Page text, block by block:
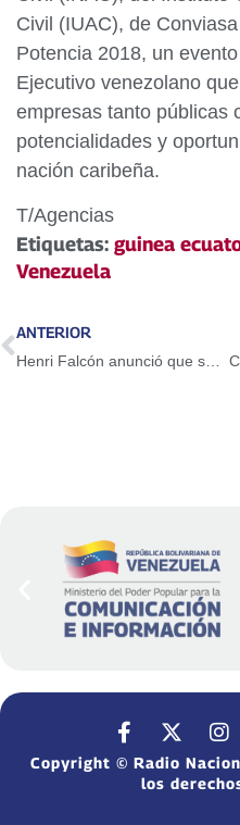
Civil (IUAC), de
Potencia 2018, un
Ejecutivo venezolano
empresas tanto públicas
potencialidades y
nación caribeña.
T/Agencias
Etiquetas: guinea
Venezuela
ANTERIOR
Henri Falcón anunció que se reunirá con los candidatos Bertucci, Ratti y Quijada
Copyright © Radio
los